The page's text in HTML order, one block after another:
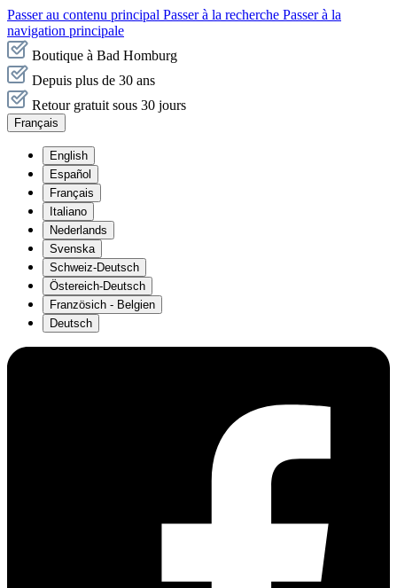
Passer au contenu principal Passer à la recherche Passer à la
navigation principale
Boutique à Bad Homburg
Depuis plus de 30 ans
Retour gratuit sous 30 jours
Français
English
Español
Français
Italiano
Nederlands
Svenska
Schweiz-Deutsch
Östereich-Deutsch
Französich - Belgien
Deutsch